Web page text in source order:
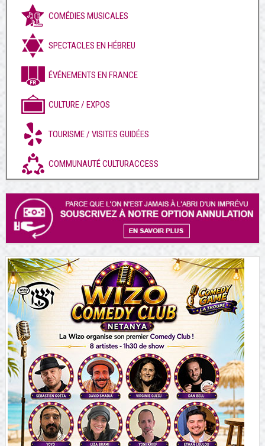
COMÉDIES MUSICALES
SPECTACLES EN HÉBREU
ÉVÉNEMENTS EN FRANCE
CULTURE / EXPOS
TOURISME / VISITES GUIDÉES
COMMUNAUTÉ CULTURACCESS